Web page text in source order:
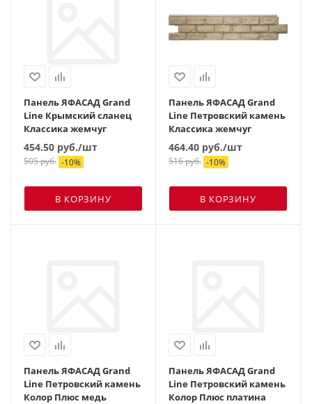
Панель ЯФАСАД Grand
Line Крымский сланец
Классика жемчуг
454.50 руб./шт
505руб. -10%
В КОРЗИНУ
Панель ЯФАСАД Grand
Line Петровский камень
Классика жемчуг
464.40 руб./шт
516руб. -10%
В КОРЗИНУ
Панель ЯФАСАД Grand
Line Петровский камень
Колор Плюс медь
Панель ЯФАСАД Grand
Line Петровский камень
Колор Плюс платина